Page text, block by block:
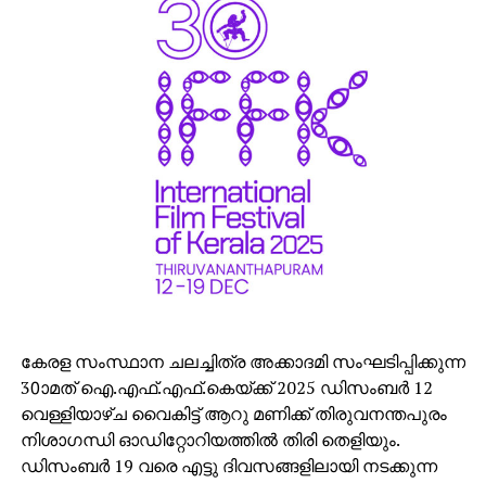
കേരള സംസ്ഥാന ചലച്ചിത്ര അക്കാദമി സംഘടിപ്പിക്കുന്ന
30ാമത് ഐ.എഫ്.എഫ്.കെയ്ക്ക് 2025 ഡിസംബര്‍ 12
വെള്ളിയാഴ്ച വൈകിട്ട് ആറു മണിക്ക് തിരുവനന്തപുരം
നിശാഗന്ധി ഓഡിറ്റോറിയത്തില്‍ തിരി തെളിയും.
ഡിസംബര്‍ 19 വരെ എട്ടു ദിവസങ്ങളിലായി നടക്കുന്ന